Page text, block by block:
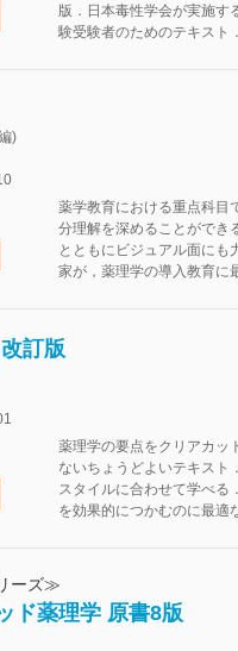
版．日本毒性学会が実施す
験受験者のためのテキスト
)
薬学教育における重点科目
分理解を深めることができ
とともにビジュアル面にも
家が，薬理学の導入教育に
訂版
薬理学の要点をクリアカッ
ないちょうどよいテキスト
スタイルに合わせて学べる
を効果的につかむのに最適
ーズ≫
ド薬理学 原書8版